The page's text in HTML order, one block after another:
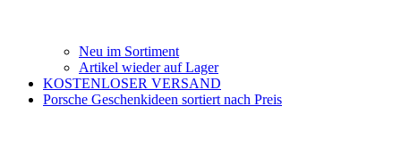
Neu im Sortiment
Artikel wieder auf Lager
KOSTENLOSER VERSAND
Porsche Geschenkideen sortiert nach Preis